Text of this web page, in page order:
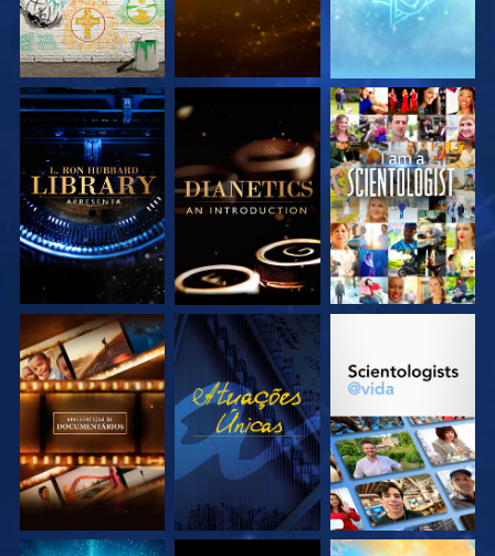
EXPLORE A SÉRIE EXPLORE A SÉRIE VEJA
EXPLORE A SÉRIE VEJA EXPLORE A SÉRIE